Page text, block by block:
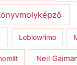
Loblowrimo
Neil